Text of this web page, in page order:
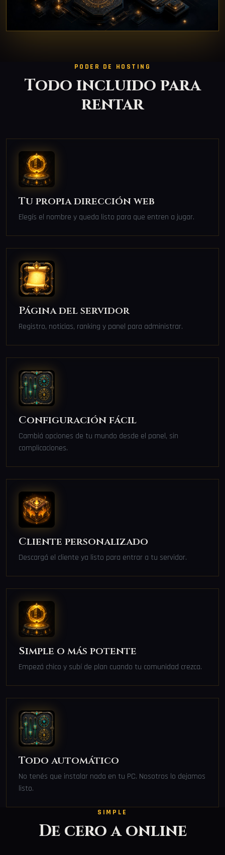
PODER DE HOSTING
Todo incluido para
rentar
Tu propia dirección web
Elegís el nombre y queda listo para que entren a jugar.
Página del servidor
Registro, noticias, ranking y panel para administrar.
Configuración fácil
Cambiá opciones de tu mundo desde el panel, sin
complicaciones.
Cliente personalizado
Descargá el cliente ya listo para entrar a tu servidor.
Simple o más potente
Empezá chico y subí de plan cuando tu comunidad crezca.
Todo automático
No tenés que instalar nada en tu PC. Nosotros lo dejamos
listo.
SIMPLE
De cero a online